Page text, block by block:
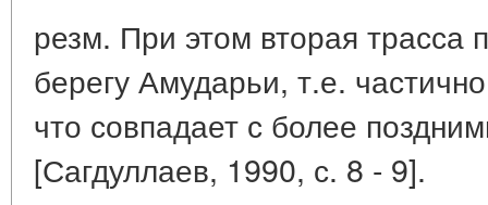
резм. При этом вторая трасса
берегу Амударьи, т.е.
что совпадает с более
[Сагдуллаев, 1990, с. 8 - 9].